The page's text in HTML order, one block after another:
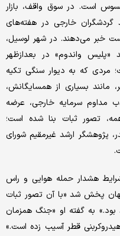
است. در سوق واقف، بازار
خارجی در هفته‌های
خبر می‌دهند. در شهر لوسیل،
«پلیس واندوم» در بعدازظهر
مردی که به دیوار سنگی تکیه
مانند بسیاری از همسایگانش،
مداوم سرمایه خارجی، عرضه
تصور ثبات بنا شده است؛
پژوهشگر ارشد غیرمقیم شورای
هشدار حمله هوایی و راس
پخش شد «با آن تصور ثبات
بود.» به گفته او «جنگ همزمان
قطر آسیب زده است.»